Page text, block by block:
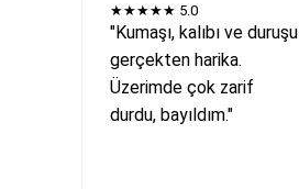
★★★★★ 5.0
"Kumaşı, kalıbı ve duruşu
gerçekten harika.
Üzerimde çok zarif
durdu, bayıldım."